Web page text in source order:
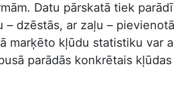
Datu pārskatā tiek
dzēstās, ar zaļu –
marķēto kļūdu statistiku var
parādās konkrētais